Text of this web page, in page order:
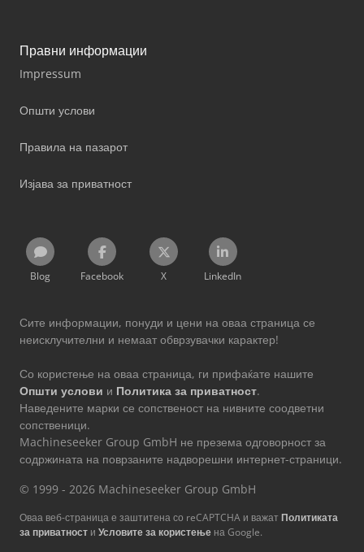
Правни информации
Impressum
Општи услови
Правила на пазарот
Изјава за приватност
Blog Facebook X LinkedIn
Сите информации, понуди и цени на оваа страница се
неисклучителни и немаат обврзувачки карактер!
Со користење на оваа страница, ги прифаќате нашите
Општи услови и Политика за приватност.
Наведените марки се сопственост на нивните соодветни
сопственици.
Machineseeker Group GmbH не презема одговорност за
содржината на поврзаните надворешни интернет-страници.
© 1999 - 2026 Machineseeker Group GmbH
Оваа веб-страница е заштитена со reCAPTCHA и важат Политиката
за приватност и Условите за користење на Google.